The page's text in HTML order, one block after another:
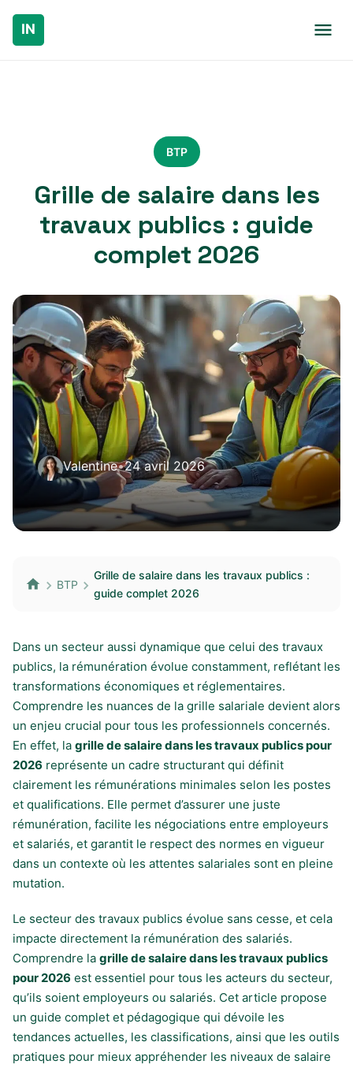
BTP
Grille de salaire dans les
travaux publics : guide
complet 2026
Valentine•24 avril 2026
BTP
Grille de salaire dans les travaux publics :
guide complet 2026
Dans un secteur aussi dynamique que celui des travaux
publics, la rémunération évolue constamment, reflétant les
transformations économiques et réglementaires.
Comprendre les nuances de la grille salariale devient alors
un enjeu crucial pour tous les professionnels concernés.
En effet, la grille de salaire dans les travaux publics pour
2026 représente un cadre structurant qui définit
clairement les rémunérations minimales selon les postes
et qualifications. Elle permet d’assurer une juste
rémunération, facilite les négociations entre employeurs
et salariés, et garantit le respect des normes en vigueur
dans un contexte où les attentes salariales sont en pleine
mutation.
Le secteur des travaux publics évolue sans cesse, et cela
impacte directement la rémunération des salariés.
Comprendre la grille de salaire dans les travaux publics
pour 2026 est essentiel pour tous les acteurs du secteur,
qu’ils soient employeurs ou salariés. Cet article propose
un guide complet et pédagogique qui dévoile les
tendances actuelles, les classifications, ainsi que les outils
pratiques pour mieux appréhender les niveaux de salaire